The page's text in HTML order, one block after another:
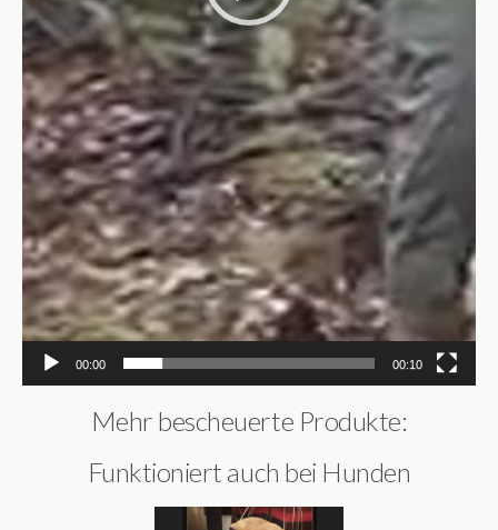
00:00 00:10
Mehr bescheuerte Produkte:
Funktioniert auch bei Hunden